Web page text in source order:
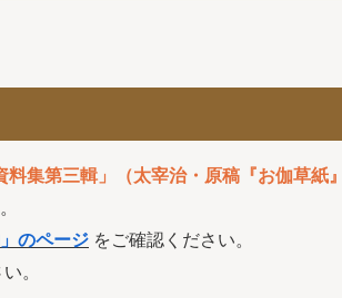
料集第三輯」（太宰治・原稿『お伽草紙
のページ をご確認ください。
。